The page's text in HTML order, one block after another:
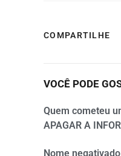
COMPARTILHE
VOCÊ PODE
Quem cometeu
APAGAR A
Nome